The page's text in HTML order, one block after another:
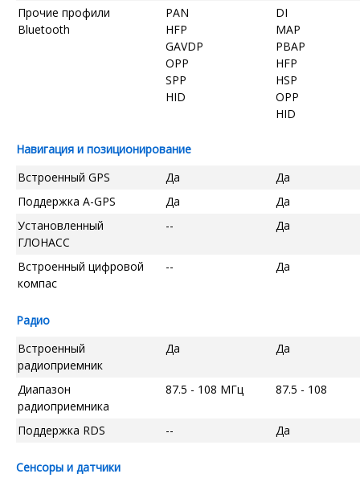
Прочие профили
Bluetooth
PAN
HFP
GAVDP
OPP
SPP
HID
DI
MAP
PBAP
HFP
HSP
OPP
HID
Навигация и позиционирование
Встроенный GPS
Да
Да
Поддержка A-GPS
Да
Да
Установленный
ГЛОНАСС
-- Да
Встроенный цифровой
компас
-- Да
Радио
Встроенный
радиоприемник
Да Да
Диапазон
радиоприемника
87.5 - 108 МГц 87.5 - 108
Поддержка RDS -- Да
Сенсоры и датчики